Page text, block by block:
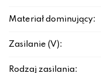
Materiał dominujący:
Zasilanie (V):
Rodzaj zasilania: